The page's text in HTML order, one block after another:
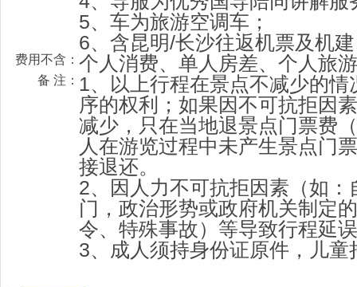
5、车为旅游空调车；
6、含昆明/长沙往返机票及机
费用不含： 个人消费、单人房差、个人旅
备 注： 1、以上行程在景点不减少的
序的权利；如果因不可抗拒因
减少，只在当地退景点门票费
人在游览过程中未产生景点门
接退还。
2、因人力不可抗拒因素（如
门，政治形势或政府机关制定
令、特殊事故）等导致行程延
3、成人须持身份证原件，儿童